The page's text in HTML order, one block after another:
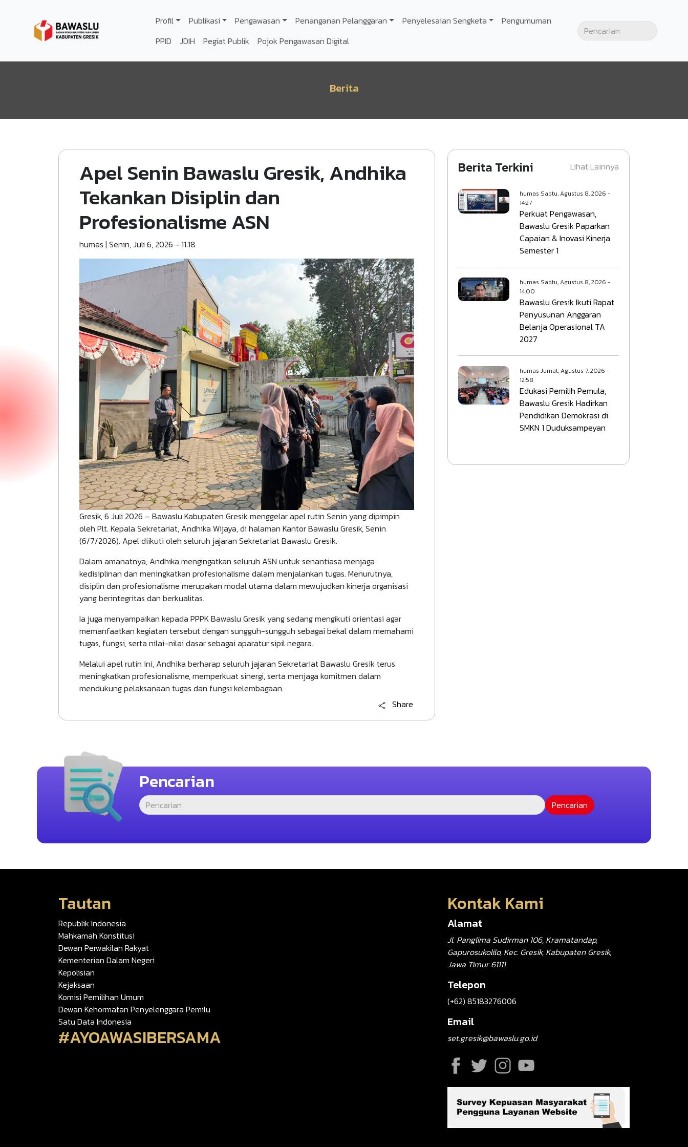
Profil
Publikasi Pengawasan Penanganan Pelanggaran Penyelesaian Sengketa
Pengumuman
PPID
JDIH Pegiat Publik Pojok Pengawasan Digital
Berita
Apel Senin Bawaslu Gresik, Andhika
Tekankan Disiplin dan
Profesionalisme ASN
humas | Senin, Juli 6, 2026 - 11:18
Gresik, 6 Juli 2026 – Bawaslu Kabupaten Gresik menggelar apel rutin Senin yang dipimpin
oleh Plt. Kepala Sekretariat, Andhika Wijaya, di halaman Kantor Bawaslu Gresik, Senin
(6/7/2026). Apel diikuti oleh seluruh jajaran Sekretariat Bawaslu Gresik.
Dalam amanatnya, Andhika mengingatkan seluruh ASN untuk senantiasa menjaga
kedisiplinan dan meningkatkan profesionalisme dalam menjalankan tugas. Menurutnya,
disiplin dan profesionalisme merupakan modal utama dalam mewujudkan kinerja organisasi
yang berintegritas dan berkualitas.
Ia juga menyampaikan kepada PPPK Bawaslu Gresik yang sedang mengikuti orientasi agar
memanfaatkan kegiatan tersebut dengan sungguh-sungguh sebagai bekal dalam memahami
tugas, fungsi, serta nilai-nilai dasar sebagai aparatur sipil negara.
Melalui apel rutin ini, Andhika berharap seluruh jajaran Sekretariat Bawaslu Gresik terus
meningkatkan profesionalisme, memperkuat sinergi, serta menjaga komitmen dalam
mendukung pelaksanaan tugas dan fungsi kelembagaan.
Share
Berita Terkini
humas Sabtu, Agustus 8, 2026 -
14:27
Perkuat Pengawasan,
Bawaslu Gresik Paparkan
Capaian & Inovasi Kinerja
Semester 1
humas Sabtu, Agustus 8, 2026 -
14:00
Bawaslu Gresik Ikuti Rapat
Penyusunan Anggaran
Belanja Operasional TA
2027
humas Jumat, Agustus 7, 2026 -
12:58
Edukasi Pemilih Pemula,
Bawaslu Gresik Hadirkan
Pendidikan Demokrasi di
SMKN 1 Duduksampeyan
Lihat Lainnya
Pencarian
Tautan
Republik Indonesia
Mahkamah Konstitusi
Dewan Perwakilan Rakyat
Kementerian Dalam Negeri
Kepolisian
Kejaksaan
Komisi Pemilihan Umum
Dewan Kehormatan Penyelenggara Pemilu
Satu Data Indonesia
#AYOAWASIBERSAMA
Kontak Kami
Alamat
Jl. Panglima Sudirman 106, Kramatandap,
Gapurosukolilo, Kec. Gresik, Kabupaten Gresik,
Jawa Timur 61111
Telepon
(+62) 85183276006
Email
set.gresik@bawaslu.go.id